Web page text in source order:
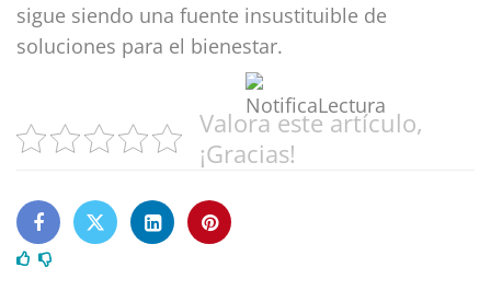
sigue siendo una fuente insustituible de
soluciones para el bienestar.
Valora este artículo,
¡Gracias!